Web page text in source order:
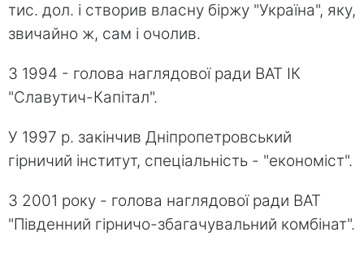
тис. дол. і створив власну біржу "Україна", яку,
звичайно ж, сам і очолив.
З 1994 - голова наглядової ради ВАТ ІК
"Славутич-Капітал".
У 1997 р. закінчив Дніпропетровський
гірничий інститут, спеціальність - "економіст".
З 2001 року - голова наглядової ради ВАТ
"Південний гірничо-збагачувальний комбінат".